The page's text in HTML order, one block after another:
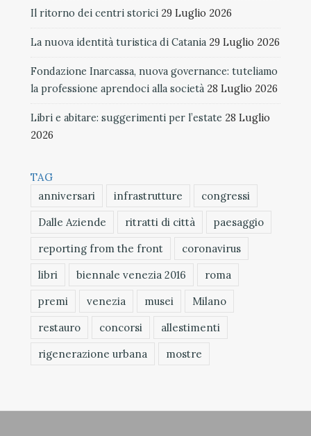
Il ritorno dei centri storici 29 Luglio 2026
La nuova identità turistica di Catania 29 Luglio 2026
Fondazione Inarcassa, nuova governance: tuteliamo
la professione aprendoci alla società 28 Luglio 2026
Libri e abitare: suggerimenti per l’estate 28 Luglio
2026
TAG
anniversari
infrastrutture
congressi
Dalle Aziende
ritratti di città
paesaggio
reporting from the front
coronavirus
libri
biennale venezia 2016
roma
premi
venezia musei
Milano
restauro
concorsi
allestimenti
rigenerazione urbana
mostre